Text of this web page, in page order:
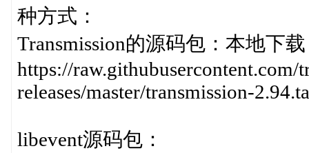
种方式：
Transmission的源码包：本地下载
https://raw.githubusercontent.com/
releases/master/transmission-
libevent源码包：